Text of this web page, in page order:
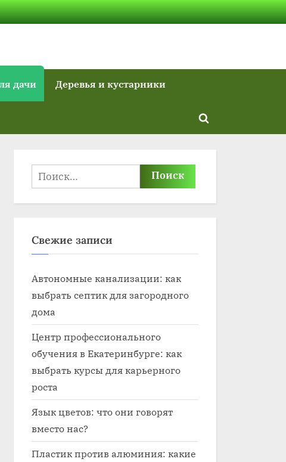
дачи Деревья и кустарники
Toggle
Найти:
Свежие записи
Автономные канализации: как
выбрать септик для загородного
дома
Центр профессионального
обучения в Екатеринбурге: как
выбрать курсы для карьерного
роста
Язык цветов: что они говорят
вместо нас?
Пластик против алюминия: какие